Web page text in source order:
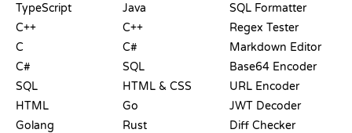
TypeScript
C++
C
C#
SQL
HTML
Golang
Java
C++
C#
SQL
HTML & CSS
Go
Rust
SQL Formatter
Regex Tester
Markdown Editor
Base64 Encoder
URL Encoder
JWT Decoder
Diff Checker